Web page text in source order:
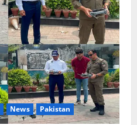
News Pakistan